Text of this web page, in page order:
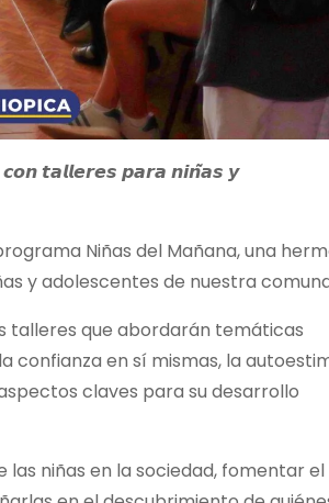
𝙩𝙖𝙡𝙡𝙚𝙧𝙚𝙨 𝙥𝙖𝙧𝙖 𝙣𝙞𝙣̃𝙖𝙨 𝙮
Niñas del Mañana, una
y adolescentes de nuestra
talleres que abordarán temáticas
confianza en sí mismas, la
claves para su desarrollo
niñas en la sociedad, fomentar el